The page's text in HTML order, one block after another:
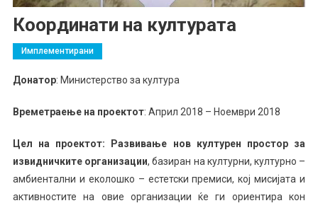
Координати на културата
Имплементирани
Донатор: Министерство за култура
Времетраење на проектот: Април 2018 – Ноември 2018
Цел на проектот: Развивање нов културен простор за
извидничките организации, базиран на културни, културно –
амбиентални и еколошко – естетски премиси, кој мисијата и
активностите на овие организации ќе ги ориентира кон